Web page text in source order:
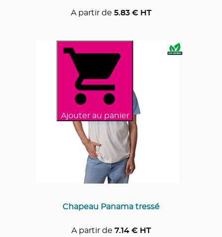
A partir de 5.83€ HT
Ajouter au panier
Chapeau Panama tressé
A partir de 7.14€ HT